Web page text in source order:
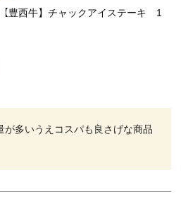
豊西牛】チャックアイステーキ 1
が多いうえコスパも良さげな商品